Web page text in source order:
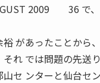
2009 36 で、
裕 があったことから
それ では問題の先送
山セ ンターと仙台セ